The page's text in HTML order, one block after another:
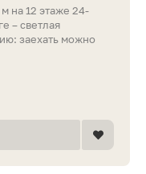
на 12 этаже 24-
– светлая
заехать можно